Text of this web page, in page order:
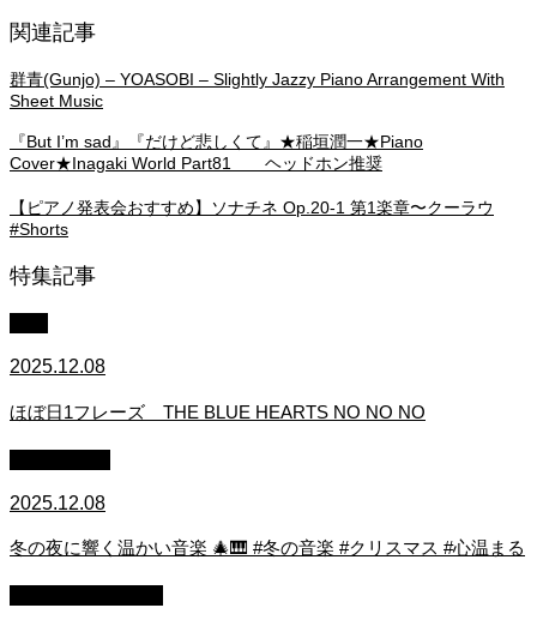
関連記事
群青(Gunjo) – YOASOBI – Slightly Jazzy Piano Arrangement With
Sheet Music
『But I’m sad』『だけど悲しくて』★稲垣潤一★Piano
Cover★Inagaki World Part81 ヘッドホン推奨
【ピアノ発表会おすすめ】ソナチネ Op.20-1 第1楽章〜クーラウ
#Shorts
特集記事
2025.12.08
ほぼ日1フレーズ THE BLUE HEARTS NO NO NO
2025.12.08
冬の夜に響く温かい音楽 🎄🎹 #冬の音楽 #クリスマス #心温まる